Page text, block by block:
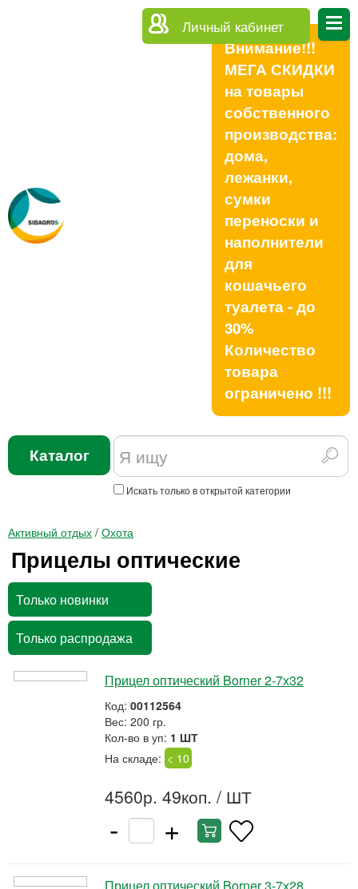
Личный кабинет
Внимание!!!
МЕГА СКИДКИ
на товары
собственного
производства:
дома,
лежанки,
сумки
переноски и
наполнители
для
кошачьего
туалета - до
30%
Количество
товара
ограничено !!!
Каталог
Искать только в открытой категории
Активный отдых / Охота
Прицелы оптические
Только новинки
Только распродажа
Прицел оптический Borner 2-7х32
Код: 00112564
Вес: 200 гр.
Кол-во в уп: 1 ШТ
На складе: < 10
4560р. 49коп. / ШТ
- +